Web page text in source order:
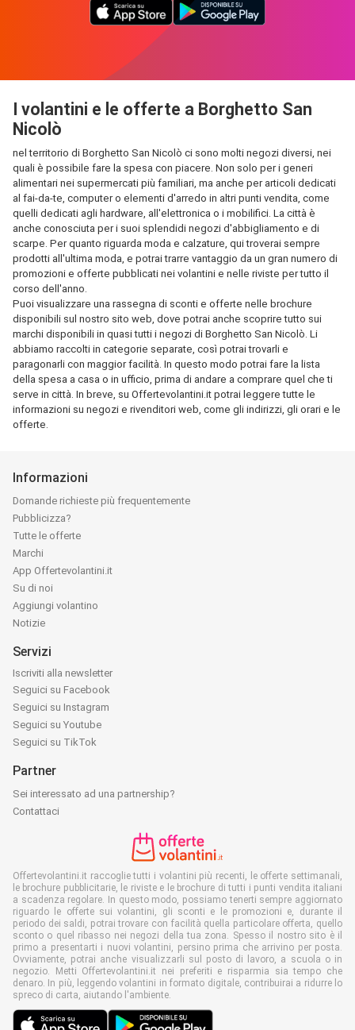
I volantini e le offerte a Borghetto San
Nicolò
nel territorio di Borghetto San Nicolò ci sono molti negozi diversi, nei
quali è possibile fare la spesa con piacere. Non solo per i generi
alimentari nei supermercati più familiari, ma anche per articoli dedicati
al fai-da-te, computer o elementi d'arredo in altri punti vendita, come
quelli dedicati agli hardware, all'elettronica o i mobilifici. La città è
anche conosciuta per i suoi splendidi negozi d'abbigliamento e di
scarpe. Per quanto riguarda moda e calzature, qui troverai sempre
prodotti all'ultima moda, e potrai trarre vantaggio da un gran numero di
promozioni e offerte pubblicati nei volantini e nelle riviste per tutto il
corso dell'anno.
Puoi visualizzare una rassegna di sconti e offerte nelle brochure
disponibili sul nostro sito web, dove potrai anche scoprire tutto sui
marchi disponibili in quasi tutti i negozi di Borghetto San Nicolò. Li
abbiamo raccolti in categorie separate, così potrai trovarli e
paragonarli con maggior facilità. In questo modo potrai fare la lista
della spesa a casa o in ufficio, prima di andare a comprare quel che ti
serve in città. In breve, su Offertevolantini.it potrai leggere tutte le
informazioni su negozi e rivenditori web, come gli indirizzi, gli orari e le
offerte.
Informazioni
Domande richieste più frequentemente
Pubblicizza?
Tutte le offerte
Marchi
App Offertevolantini.it
Su di noi
Aggiungi volantino
Notizie
Servizi
Iscriviti alla newsletter
Seguici su Facebook
Seguici su Instagram
Seguici su Youtube
Seguici su TikTok
Partner
Sei interessato ad una partnership?
Contattaci
Offertevolantini.it raccoglie tutti i volantini più recenti, le offerte settimanali,
le brochure pubblicitarie, le riviste e le brochure di tutti i punti vendita italiani
a scadenza regolare. In questo modo, possiamo tenerti sempre aggiornato
riguardo le offerte sui volantini, gli sconti e le promozioni e, durante il
periodo dei saldi, potrai trovare con facilità quella particolare offerta, quello
sconto o quel ribasso nei negozi della tua zona. Spesso il nostro sito è il
primo a presentarti i nuovi volantini, persino prima che arrivino per posta.
Ovviamente, potrai anche visualizzarli sul posto di lavoro, a scuola o in
negozio. Metti Offertevolantini.it nei preferiti e risparmia sia tempo che
denaro. In più, leggendo volantini in formato digitale, contribuirai a ridurre lo
spreco di carta, aiutando l'ambiente.